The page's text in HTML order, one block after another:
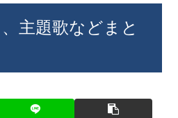
主題歌などまと